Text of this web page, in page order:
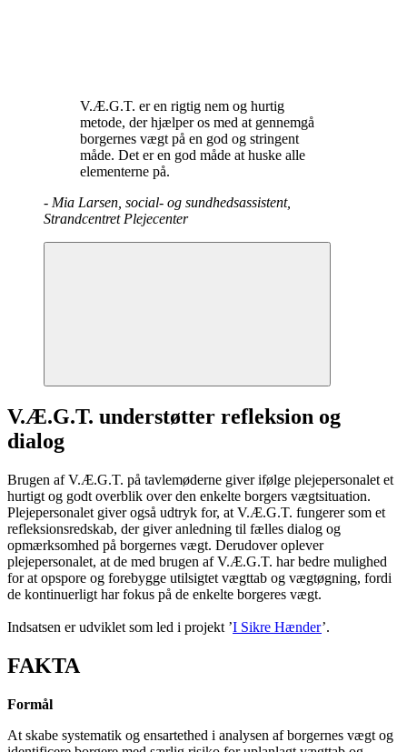
V.Æ.G.T. er en rigtig nem og hurtig
metode, der hjælper os med at gennemgå
borgernes vægt på en god og stringent
måde. Det er en god måde at huske alle
elementerne på.
- Mia Larsen, social- og sundhedsassistent,
Strandcentret Plejecenter
V.Æ.G.T. understøtter refleksion og
dialog
Brugen af V.Æ.G.T. på tavlemøderne giver ifølge plejepersonalet et
hurtigt og godt overblik over den enkelte borgers vægtsituation.
Plejepersonalet giver også udtryk for, at V.Æ.G.T. fungerer som et
refleksionsredskab, der giver anledning til fælles dialog og
opmærksomhed på borgernes vægt. Derudover oplever
plejepersonalet, at de med brugen af V.Æ.G.T. har bedre mulighed
for at opspore og forebygge utilsigtet vægttab og vægtøgning, fordi
de kontinuerligt har fokus på de enkelte borgeres vægt.
Indsatsen er udviklet som led i projekt ’I Sikre Hænder’.
FAKTA
Formål
At skabe systematik og ensartethed i analysen af borgernes vægt og